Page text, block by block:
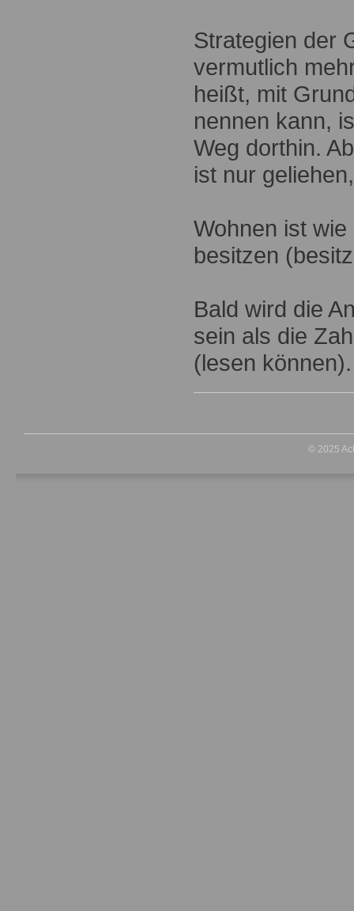
Strategien der
vermutlich
heißt, mit
nennen kann,
Weg dorthin.
ist nur
Wohnen ist
besitzen
Bald wird die
sein als die
(lesen können).
© 2025